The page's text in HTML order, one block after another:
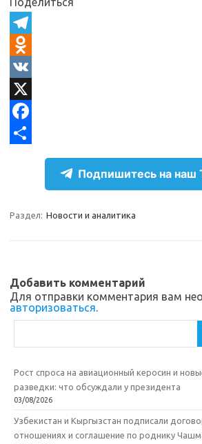
T
e
e
g
O
d
n
o
s
i
k
V
KX
F
b
k
р
и
т
Подпишитесь на наш
Раздел: Новости и аналитика
Добавить комментарий
Для отправки комментария вам
авторизоваться.
Рост спроса на авиационный керосин и
разведки: что обсуждали у президента
03/08/2026
Узбекистан и Кыргызстан подписали
отношениях и соглашение по роднику